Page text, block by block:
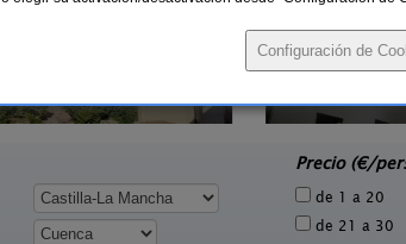
Casa Rural
Precio (€/
de 1 a 20
de 21 a 30